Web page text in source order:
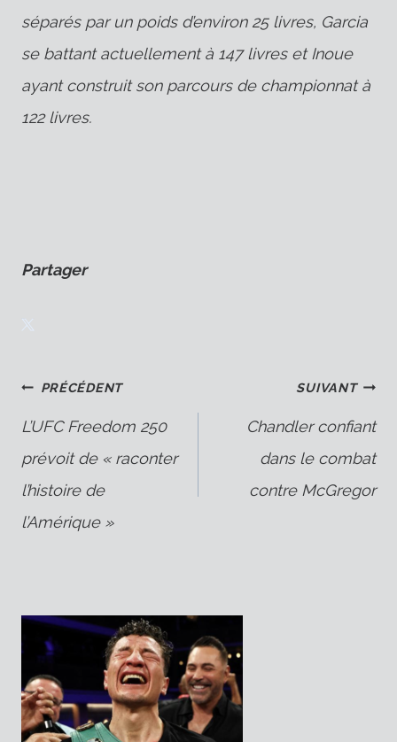
séparés par un poids d’environ 25 livres, Garcia
se battant actuellement à 147 livres et Inoue
ayant construit son parcours de championnat à
122 livres.
Partager
Navigation
de
PRÉCÉDENT
L’UFC Freedom 250
prévoit de « raconter
l’histoire de
l’Amérique »
SUIVANT
Chandler confiant
dans le combat
contre McGregor